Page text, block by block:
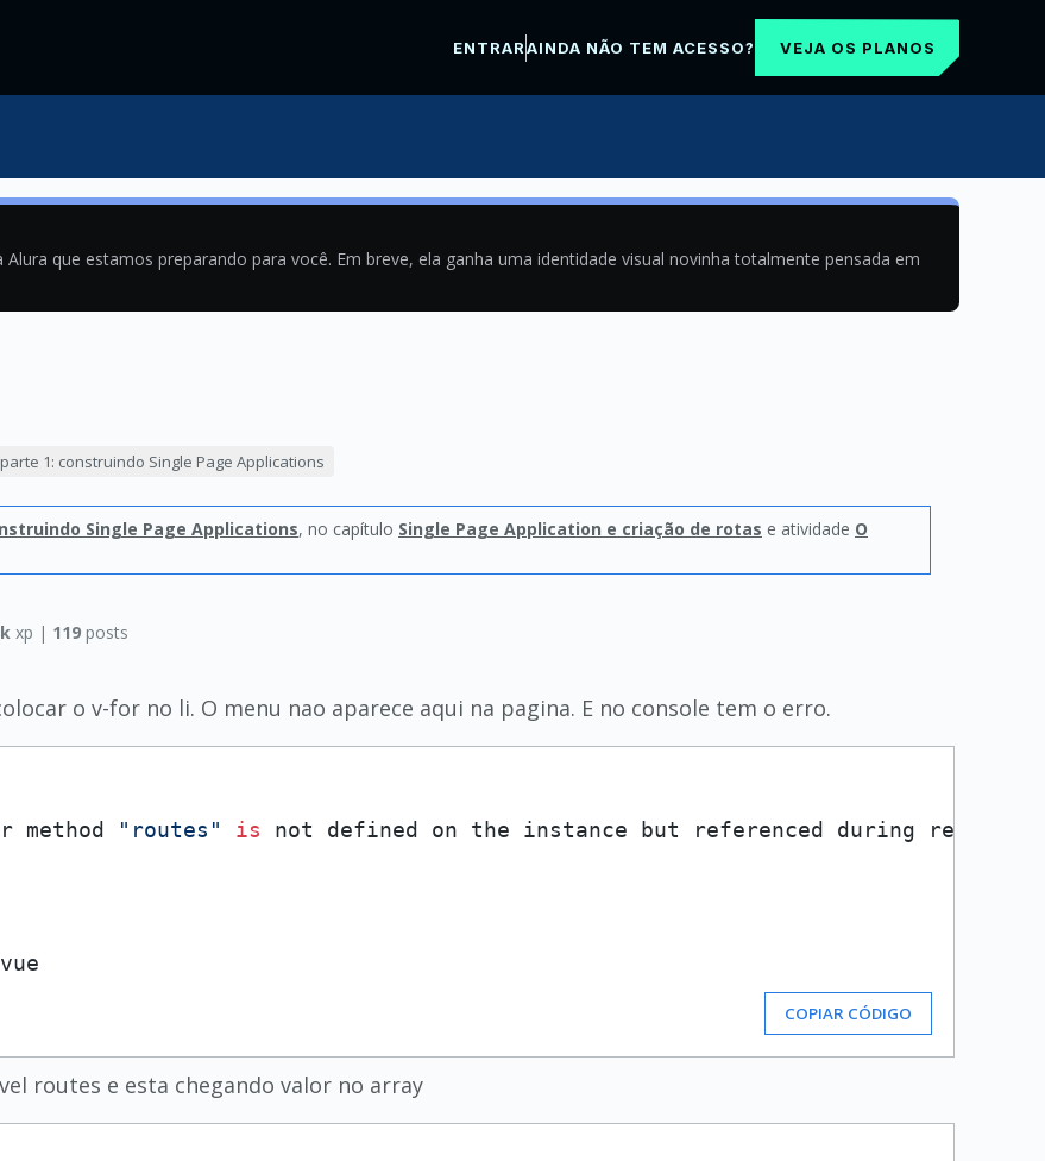
ENTRARAINDA NÃO TEM ACESSO? VEJA OS PLANOS
que estamos preparando para você. Em breve, ela ganha uma identidade visual novinha totalmente pensada em
1: construindo Single Page Applications
Single Page Applications, no capítulo Single Page Application e criação de rotas e atividade O
xp | 119 posts
o v-for no li. O menu nao aparece aqui na pagina. E no console tem o erro.
method "routes" is not defined on the instance but referenced during render.
COPIAR CÓDIGO
routes e esta chegando valor no array